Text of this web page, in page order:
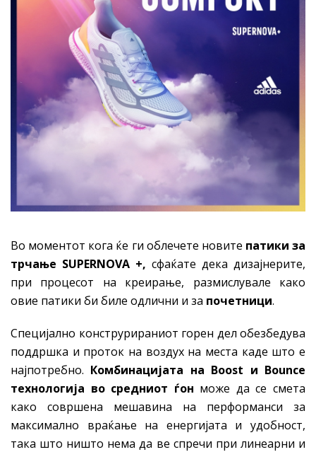
Во моментот кога ќе ги облечете новите патики за
трчање SUPERNOVA +, сфаќате дека дизајнерите,
при процесот на креирање, размислувале како
овие патики би биле одлични и за почетници.
Специјално конструрираниот горен дел обезбедува
поддршка и проток на воздух на места каде што е
најпотребно. Комбинацијата на Boost и Bounce
технологија во средниот ѓон може да се смета
како совршена мешавина на перформанси за
максимално враќање на енергијата и удобност,
така што ништо нема да ве спречи при линеарни и